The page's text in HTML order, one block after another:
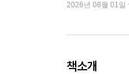
2026년 08월 01일
책소개